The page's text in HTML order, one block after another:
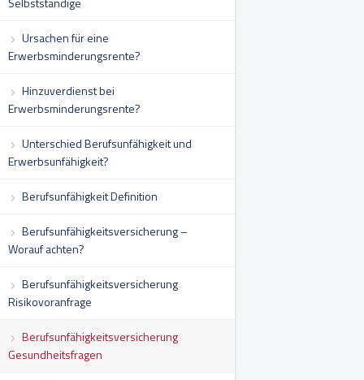
Ursachen für eine
Erwerbsminderungsrente?
Hinzuverdienst bei
Erwerbsminderungsrente?
Unterschied Berufsunfähigkeit und
Erwerbsunfähigkeit?
Berufsunfähigkeit Definition
Berufsunfähigkeitsversicherung –
Worauf achten?
Berufsunfähigkeitsversicherung
Risikovoranfrage
Berufsunfähigkeitsversicherung
Gesundheitsfragen